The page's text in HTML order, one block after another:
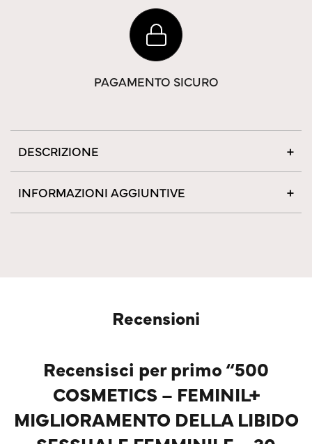
PAGAMENTO SICURO
DESCRIZIONE
INFORMAZIONI AGGIUNTIVE
Recensioni
Recensisci per primo “500
COSMETICS – FEMINIL+
MIGLIORAMENTO DELLA LIBIDO